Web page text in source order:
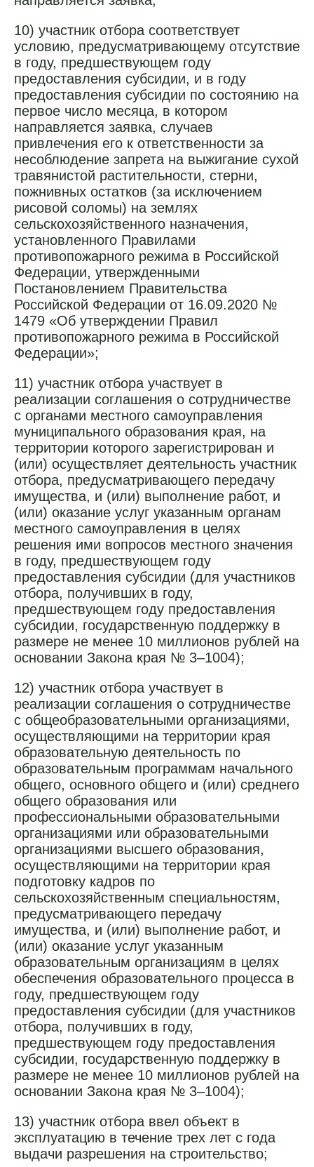
10) участник отбора соответствует
условию, предусматривающему отсутствие
в году, предшествующем году
предоставления субсидии, и в году
предоставления субсидии по состоянию на
первое число месяца, в котором
направляется заявка, случаев
привлечения его к ответственности за
несоблюдение запрета на выжигание сухой
травянистой растительности, стерни,
пожнивных остатков (за исключением
рисовой соломы) на землях
сельскохозяйственного назначения,
установленного Правилами
противопожарного режима в Российской
Федерации, утвержденными
Постановлением Правительства
Российской Федерации от 16.09.2020 №
1479 «Об утверждении Правил
противопожарного режима в Российской
Федерации»;
11) участник отбора участвует в
реализации соглашения о сотрудничестве
с органами местного самоуправления
муниципального образования края, на
территории которого зарегистрирован и
(или) осуществляет деятельность участник
отбора, предусматривающего передачу
имущества, и (или) выполнение работ, и
(или) оказание услуг указанным органам
местного самоуправления в целях
решения ими вопросов местного значения
в году, предшествующем году
предоставления субсидии (для участников
отбора, получивших в году,
предшествующем году предоставления
субсидии, государственную поддержку в
размере не менее 10 миллионов рублей на
основании Закона края № 3–1004);
12) участник отбора участвует в
реализации соглашения о сотрудничестве
с общеобразовательными организациями,
осуществляющими на территории края
образовательную деятельность по
образовательным программам начального
общего, основного общего и (или) среднего
общего образования или
профессиональными образовательными
организациями или образовательными
организациями высшего образования,
осуществляющими на территории края
подготовку кадров по
сельскохозяйственным специальностям,
предусматривающего передачу
имущества, и (или) выполнение работ, и
(или) оказание услуг указанным
образовательным организациям в целях
обеспечения образовательного процесса в
году, предшествующем году
предоставления субсидии (для участников
отбора, получивших в году,
предшествующем году предоставления
субсидии, государственную поддержку в
размере не менее 10 миллионов рублей на
основании Закона края № 3–1004);
13) участник отбора ввел объект в
эксплуатацию в течение трех лет с года
выдачи разрешения на строительство;